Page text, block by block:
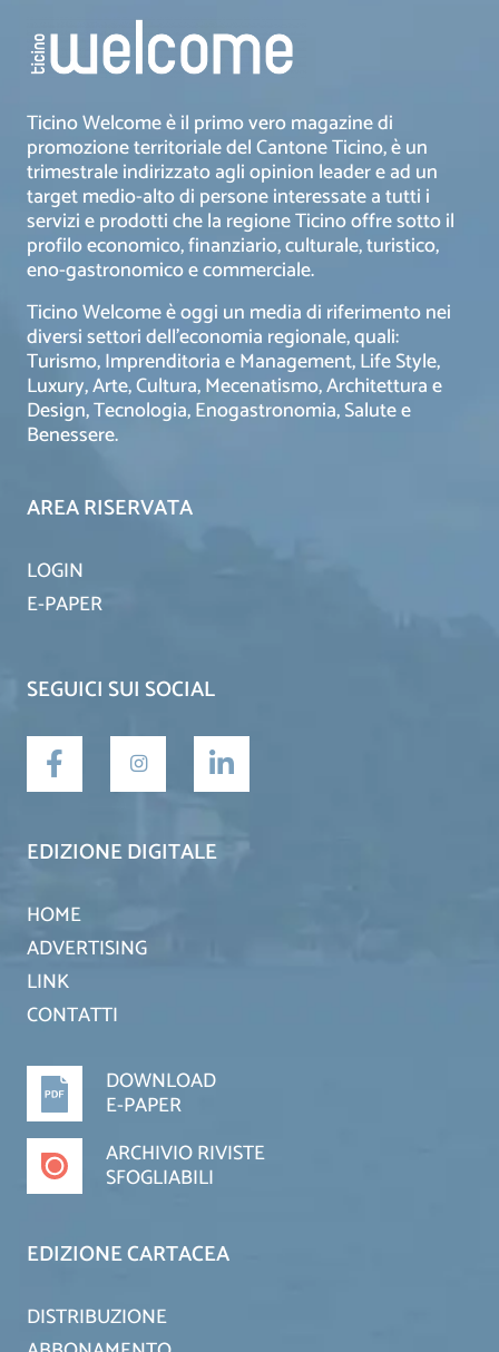
Ticino Welcome è il primo vero magazine di
promozione territoriale del Cantone Ticino, è un
trimestrale indirizzato agli opinion leader e ad un
target medio-alto di persone interessate a tutti i
servizi e prodotti che la regione Ticino offre sotto il
profilo economico, finanziario, culturale, turistico,
eno-gastronomico e commerciale.
Ticino Welcome è oggi un media di riferimento nei
diversi settori dell’economia regionale, quali:
Turismo, Imprenditoria e Management, Life Style,
Luxury, Arte, Cultura, Mecenatismo, Architettura e
Design, Tecnologia, Enogastronomia, Salute e
Benessere.
AREA RISERVATA
LOGIN
E-PAPER
SEGUICI SUI SOCIAL
EDIZIONE DIGITALE
HOME
ADVERTISING
LINK
CONTATTI
DOWNLOAD
E-PAPER
ARCHIVIO RIVISTE
SFOGLIABILI
EDIZIONE CARTACEA
DISTRIBUZIONE